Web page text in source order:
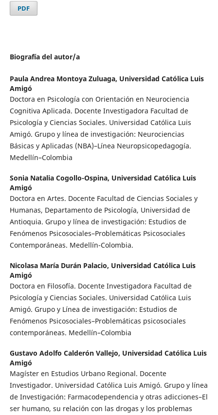
PDF
Biografía del autor/a
Paula Andrea Montoya Zuluaga, Universidad Católica Luis
Amigó
Doctora en Psicología con Orientación en Neurociencia
Cognitiva Aplicada. Docente Investigadora Facultad de
Psicología y Ciencias Sociales. Universidad Católica Luis
Amigó. Grupo y línea de investigación: Neurociencias
Básicas y Aplicadas (NBA)–Línea Neuropsicopedagogía.
Medellín–Colombia
Sonia Natalia Cogollo-Ospina, Universidad Católica Luis
Amigó
Doctora en Artes. Docente Facultad de Ciencias Sociales y
Humanas, Departamento de Psicología, Universidad de
Antioquia. Grupo y línea de investigación: Estudios de
Fenómenos Psicosociales–Problemáticas Psicosociales
Contemporáneas. Medellín-Colombia.
Nicolasa María Durán Palacio, Universidad Católica Luis
Amigó
Doctora en Filosofía. Docente Investigadora Facultad de
Psicología y Ciencias Sociales. Universidad Católica Luis
Amigó. Grupo y Línea de investigación: Estudios de
Fenómenos Psicosociales–Problemáticas psicosociales
contemporáneas. Medellín–Colombia
Gustavo Adolfo Calderón Vallejo, Universidad Católica Luis
Amigó
Magíster en Estudios Urbano Regional. Docente
Investigador. Universidad Católica Luis Amigó. Grupo y línea
de Investigación: Farmacodependencia y otras adicciones–El
ser humano, su relación con las drogas y los problemas